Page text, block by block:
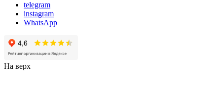
telegram
instagram
WhatsApp
На верх